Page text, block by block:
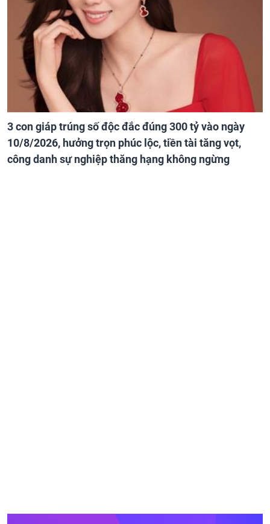
3 con giáp trúng số độc đắc đúng 300 tỷ vào ngày
10/8/2026, hưởng trọn phúc lộc, tiền tài tăng vọt,
công danh sự nghiệp thăng hạng không ngừng